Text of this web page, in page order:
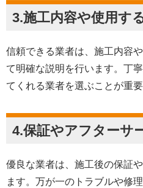
3.施工内容や使用す
信頼できる業者は、施工内容
て明確な説明を行います。丁
てくれる業者を選ぶことが重要
4.保証やアフターサ
優良な業者は、施工後の保証
ます。万が一のトラブルや修